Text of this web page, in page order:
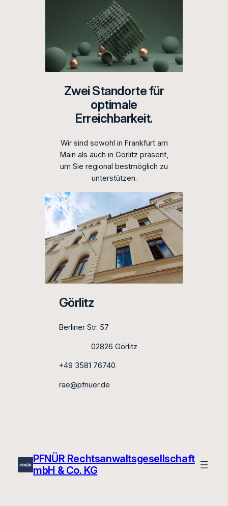
Zwei Standorte für
optimale
Erreichbarkeit.
Wir sind sowohl in Frankfurt am
Main als auch in Görlitz präsent,
um Sie regional bestmöglich zu
unterstützen.
Görlitz
Berliner Str. 57
02826 Görlitz
+49 3581 76740
rae@pfnuer.de
PFNÜR Rechtsanwaltsgesellschaft
mbH & Co. KG